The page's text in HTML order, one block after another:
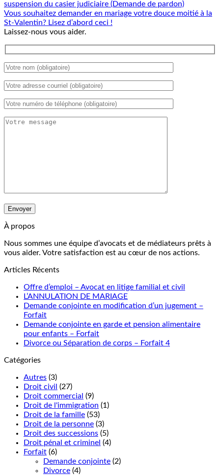
suspension du casier judiciaire (Demande de pardon)
Vous souhaitez demander en mariage votre douce moitié à la
St-Valentin? Lisez d’abord ceci !
Laissez-nous vous aider.
À propos
Nous sommes une équipe d’avocats et de médiateurs prêts à
vous aider. Votre satisfaction est au cœur de nos actions.
Articles Récents
Offre d’emploi – Avocat en litige familial et civil
L’ANNULATION DE MARIAGE
Demande conjointe en modification d’un jugement –
Forfait
Demande conjointe en garde et pension alimentaire
pour enfants – Forfait
Divorce ou Séparation de corps – Forfait 4
Catégories
Autres (3)
Droit civil (27)
Droit commercial (9)
Droit de l'immigration (1)
Droit de la famille (53)
Droit de la personne (3)
Droit des successions (5)
Droit pénal et criminel (4)
Forfait (6)
Demande conjointe (2)
Divorce (4)